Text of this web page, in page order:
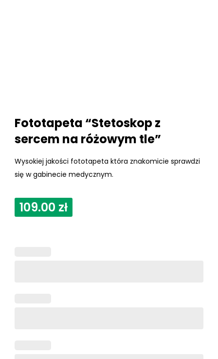
Fototapeta “Stetoskop z
sercem na różowym tle”
Wysokiej jakości fototapeta która znakomicie sprawdzi
się w gabinecie medycznym.
109.00 zł